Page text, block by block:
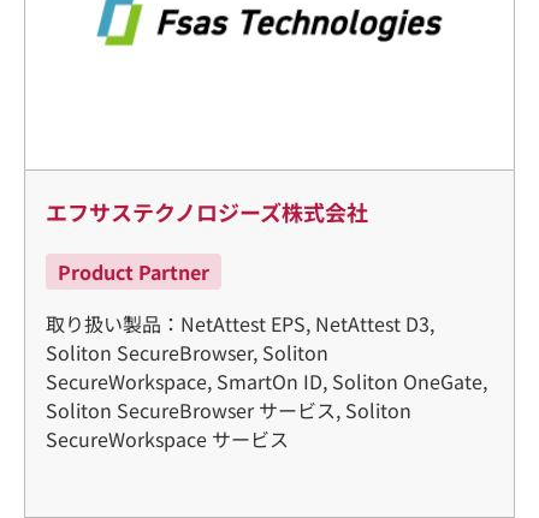
エフサステクノロジーズ株式会社
Product Partner
取り扱い製品：NetAttest EPS, NetAttest D3,
Soliton SecureBrowser, Soliton
SecureWorkspace, SmartOn ID, Soliton OneGate,
Soliton SecureBrowser サービス, Soliton
SecureWorkspace サービス